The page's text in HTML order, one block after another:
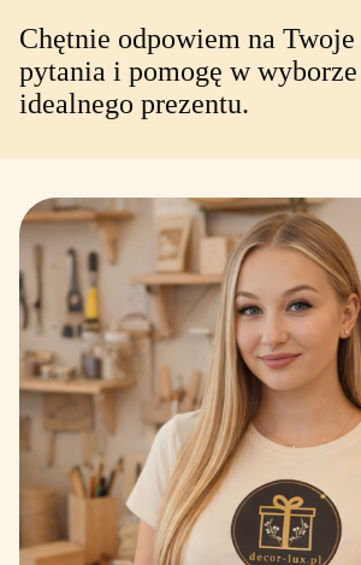
Chętnie odpowiem na Twoje
pytania i pomogę w wyborze
idealnego prezentu.